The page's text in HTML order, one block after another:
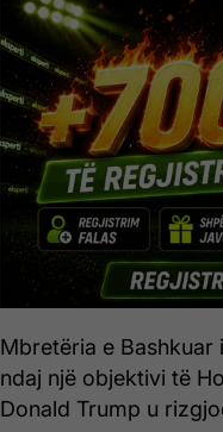
Mbretëria e Bashkuar
ndaj një objektivi të
Donald Trump u